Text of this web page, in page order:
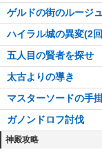
ゲルドの街のルージュ
ハイラル城の異変(2
五人目の賢者を探せ
太古よりの導き
マスターソードの手
ガノンドロフ討伐
神殿攻略